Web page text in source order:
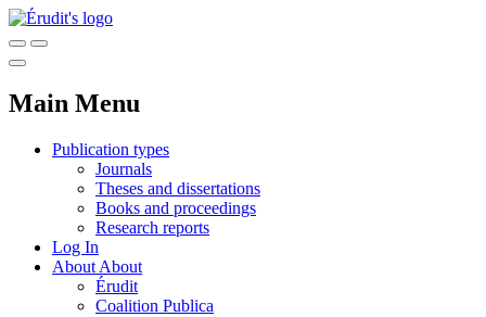
Main Menu
Publication types
Journals
Theses and dissertations
Books and proceedings
Research reports
Log In
About About
Érudit
Coalition Publica